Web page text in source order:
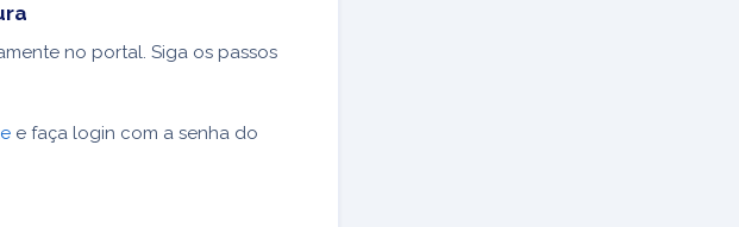
no portal. Siga os passos
e faça login com a senha do